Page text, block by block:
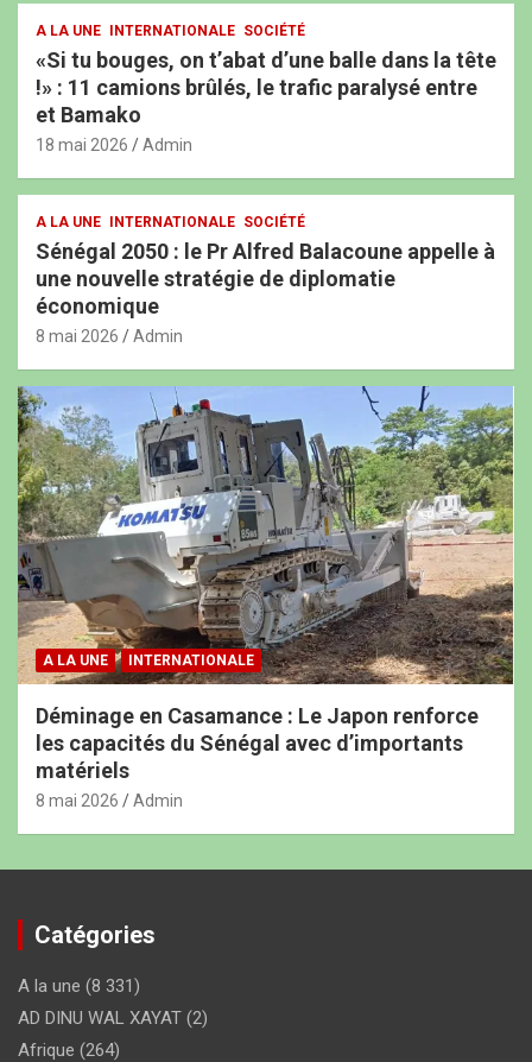
A LA UNE INTERNATIONALE SOCIÉTÉ
«Si tu bouges, on t’abat d’une balle dans la tête
!» : 11 camions brûlés, le trafic paralysé entre
et Bamako
18 mai 2026 Admin
A LA UNE INTERNATIONALE SOCIÉTÉ
Sénégal 2050 : le Pr Alfred Balacoune appelle à
une nouvelle stratégie de diplomatie
économique
8 mai 2026 Admin
A LA UNE INTERNATIONALE
Déminage en Casamance : Le Japon renforce
les capacités du Sénégal avec d’importants
matériels
8 mai 2026 Admin
Catégories
A la une (8 331)
AD DINU WAL XAYAT (2)
Afrique (264)